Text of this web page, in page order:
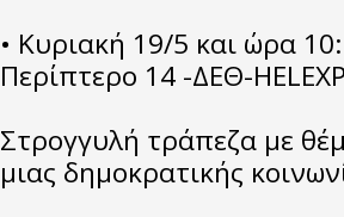
• Κυριακή 19/5 και ώρα
Περίπτερο 14 -ΔΕΘ-
Στρογγυλή τράπεζα με
μιας δημοκρατικής